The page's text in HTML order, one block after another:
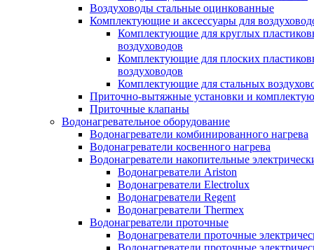
Воздуховоды стальные оцинкованные
Комплектующие и аксессуары для
Комплектующие для круглых
воздуховодов
Комплектующие для плоских
воздуховодов
Комплектующие для стальных
Приточно-вытяжные установки и
Приточные клапаны
Водонагревательное оборудование
Водонагреватели комбинированного нагрева
Водонагреватели косвенного нагрева
Водонагреватели накопительные
Водонагреватели Ariston
Водонагреватели Electrolux
Водонагреватели Regent
Водонагреватели Thermex
Водонагреватели проточные
Водонагреватели проточные